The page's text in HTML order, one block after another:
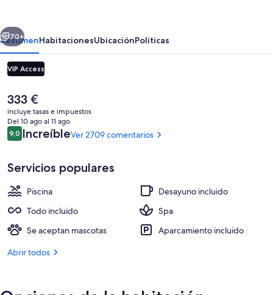
Cancun
Adults
Only
All-
Inclusive
Siguiente
70+
ResumenHabitacionesUbicaciónPolíticas
VIP Access
El
precio
actual
es
de
333 €
incluye tasas e impuestos
Del 10 ago al 11 ago
Comentarios
9,09,0 de 10
IncreíbleVer 2709 comentarios
Servicios populares
Piscina
Desayuno incluido
Todo incluido
Spa
Se aceptan mascotas
Aparcamiento incluido
Abrir todos